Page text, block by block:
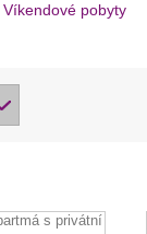
Víkendové pobyty